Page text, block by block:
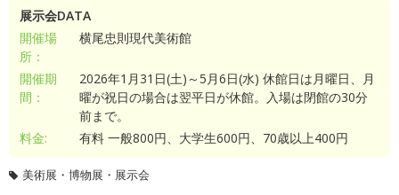
展示会DATA
開催場
所：
横尾忠則現代美術館
開催期
間：
2026年1月31日(土)～5月6日(水) 休館日は月曜日、月
曜が祝日の場合は翌平日が休館。入場は閉館の30分
前まで。
料金:
有料 一般800円、大学生600円、70歳以上400円
美術展・博物展・展示会